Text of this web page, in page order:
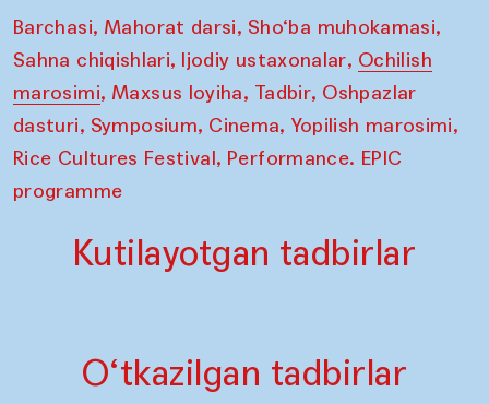
Barchasi, Mahorat darsi, Sho‘ba muhokamasi,
Sahna chiqishlari, Ijodiy ustaxonalar, Ochilish
marosimi, Maxsus loyiha, Tadbir, Oshpazlar
dasturi, Symposium, Cinema, Yopilish marosimi,
Rice Cultures Festival, Performance. EPIC
programme
Kutilayotgan tadbirlar
O‘tkazilgan tadbirlar